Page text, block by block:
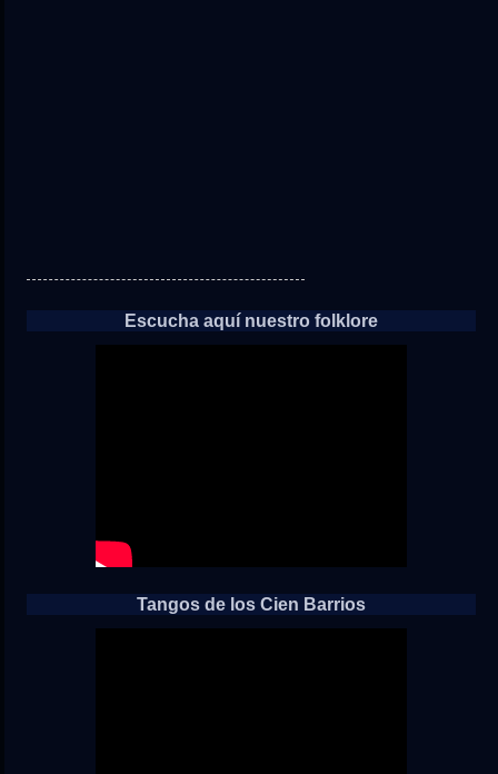
Escucha aquí nuestro folklore
Tangos de los Cien Barrios